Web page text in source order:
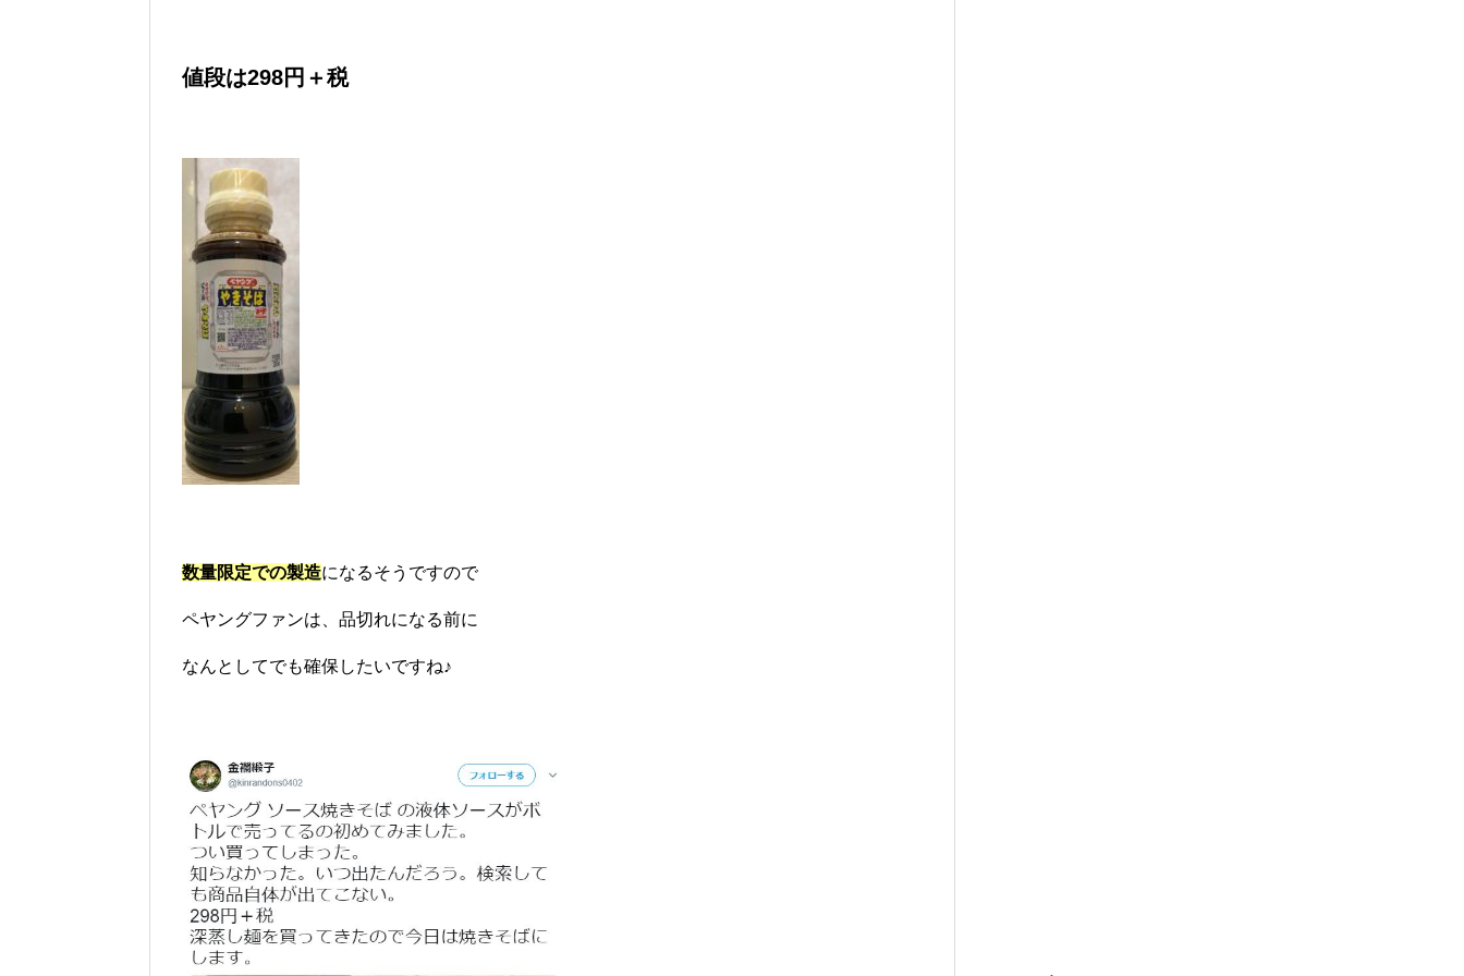
値段は298円＋税
数量限定での製造になるそうですので
ペヤングファンは、品切れになる前に
なんとしてでも確保したいですね♪